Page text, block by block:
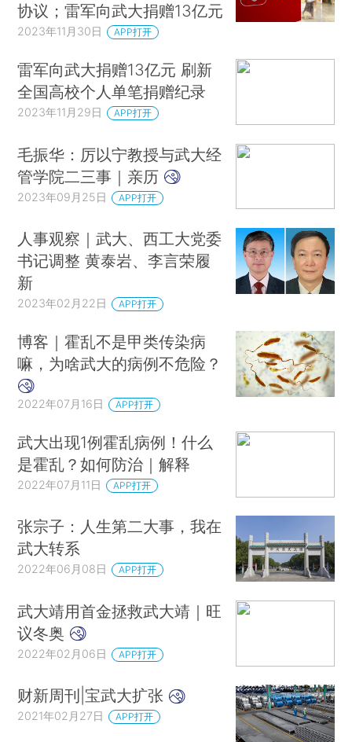
协议；雷军向武大捐赠13亿元
2023年11月30日 APP打开
雷军向武大捐赠13亿元 刷新
全国高校个人单笔捐赠纪录
2023年11月29日 APP打开
毛振华：厉以宁教授与武大经
管学院二三事｜亲历
2023年09月25日 APP打开
人事观察｜武大、西工大党委
书记调整 黄泰岩、李言荣履
新
2023年02月22日 APP打开
博客｜霍乱不是甲类传染病
嘛，为啥武大的病例不危险？
2022年07月16日 APP打开
武大出现1例霍乱病例！什么
是霍乱？如何防治｜解释
2022年07月11日 APP打开
张宗子：人生第二大事，我在
武大转系
2022年06月08日 APP打开
武大靖用首金拯救武大靖｜旺
议冬奥
2022年02月06日 APP打开
财新周刊|宝武大扩张
2021年02月27日 APP打开